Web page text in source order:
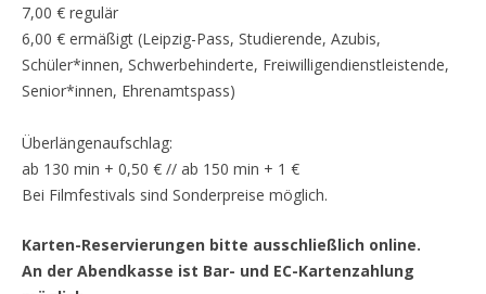
7,00 € regulär
6,00 € ermäßigt (Leipzig-Pass, Studierende, Azubis,
Schüler*innen, Schwerbehinderte, Freiwilligendienstleistende,
Senior*innen, Ehrenamtspass)
Überlängenaufschlag:
ab 130 min + 0,50 € // ab 150 min + 1 €
Bei Filmfestivals sind Sonderpreise möglich.
Karten-Reservierungen bitte ausschließlich online.
An der Abendkasse ist Bar- und EC-Kartenzahlung